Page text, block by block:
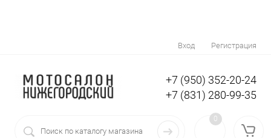
Вход Регистрация
+7 (950) 352-20-24
+7 (831) 280-99-35
0